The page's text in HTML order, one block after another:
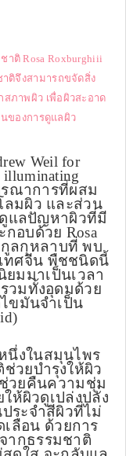
ติ Rosa Roxburghiii
ติจึงสามารถขจัดสิ่ง
สภาพผิว เพื่อผิวสะอาด
ของการดูแลผิว
Weil for
รณาการที่ผสม
มผิว และส่วน
ดูแลปัญหาผิวที่มี
อบด้วย Rosa
กูลกุหลาบที่ พบ
ทศจีน พืชชนิดนี้
มมาเป็นเวลา
วมทั้งอุดมด้วย
ขมันจำเป็น
นึ่งในสมุนไพร
วยบำรุงให้ผิว
ช่วยคืนความชุ่ม
ห้ผิวดูเปล่งปลั่ง
ระจำสีผิวที่ไม่
ลือน ด้วยการ
ากธรรมชาติ